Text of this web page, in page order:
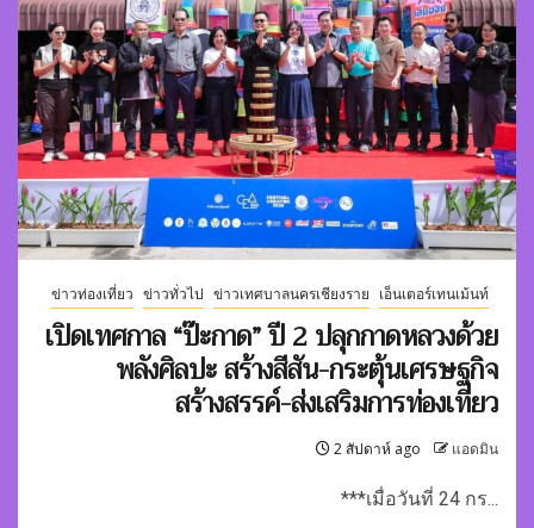
ข่าวท่องเที่ยว ข่าวทั่วไป ข่าวเทศบาลนครเชียงราย เอ็นเตอร์เทนเม้นท์
เปิดเทศกาล “ป๊ะกาด” ปี 2 ปลุกกาดหลวงด้วย
พลังศิลปะ สร้างสีสัน-กระตุ้นเศรษฐกิจ
สร้างสรรค์-ส่งเสริมการท่องเที่ยว
2 สัปดาห์ ago แอดมิน
***เมื่อวันที่ 24 กร...